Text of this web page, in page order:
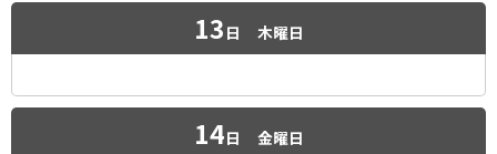
13 日 木曜日
14日 金曜日